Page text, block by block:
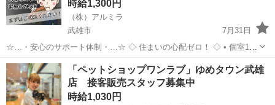
時給1,300円
（株）アルミラ
武雄市
7月31日
☆…・安心のサポート体制・…☆ ◇ 住まいの心配ゼロ！ ◇ • 個室1R
完全無料！ • 即日入寮OK！など ◇ 所持金ゼロでもスタートできる！
◇ • 食費・生活費のサポート • 移動費用...
佐賀 武雄市 完全無料
「ペットショップワンラブ」ゆめタウン武雄
店 接客販売スタッフ募集中
時給1,030円